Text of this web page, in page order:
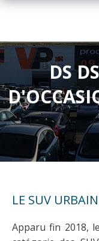
DS
LE SUV
Apparu fin 2018,